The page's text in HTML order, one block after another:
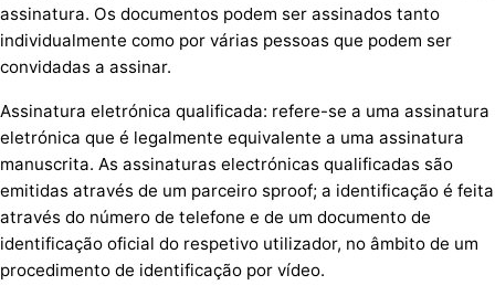
assinatura. Os documentos podem ser assinados tanto
individualmente como por várias pessoas que podem ser
convidadas a assinar.
Assinatura eletrónica qualificada: refere-se a uma assinatura
eletrónica que é legalmente equivalente a uma assinatura
manuscrita. As assinaturas electrónicas qualificadas são
emitidas através de um parceiro sproof; a identificação é feita
através do número de telefone e de um documento de
identificação oficial do respetivo utilizador, no âmbito de um
procedimento de identificação por vídeo.